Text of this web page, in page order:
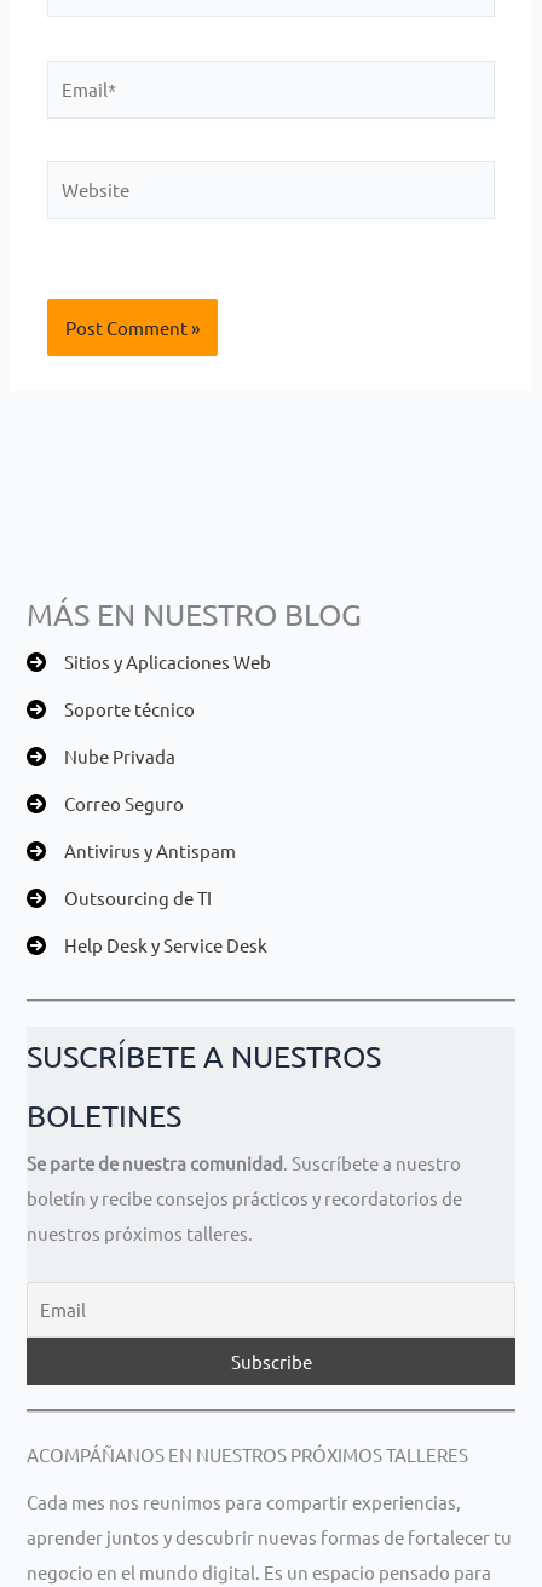
MÁS EN NUESTRO BLOG
Sitios y Aplicaciones Web
Soporte técnico
Nube Privada
Correo Seguro
Antivirus y Antispam
Outsourcing de TI
Help Desk y Service Desk
SUSCRÍBETE A NUESTROS
BOLETINES
Se parte de nuestra comunidad. Suscríbete a nuestro
boletín y recibe consejos prácticos y recordatorios de
nuestros próximos talleres.
ACOMPÁÑANOS EN NUESTROS PRÓXIMOS TALLERES
Cada mes nos reunimos para compartir experiencias,
aprender juntos y descubrir nuevas formas de fortalecer tu
negocio en el mundo digital. Es un espacio pensado para